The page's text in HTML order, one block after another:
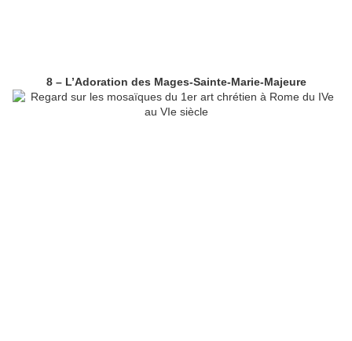
8 – L’Adoration des Mages-Sainte-Marie-Majeure